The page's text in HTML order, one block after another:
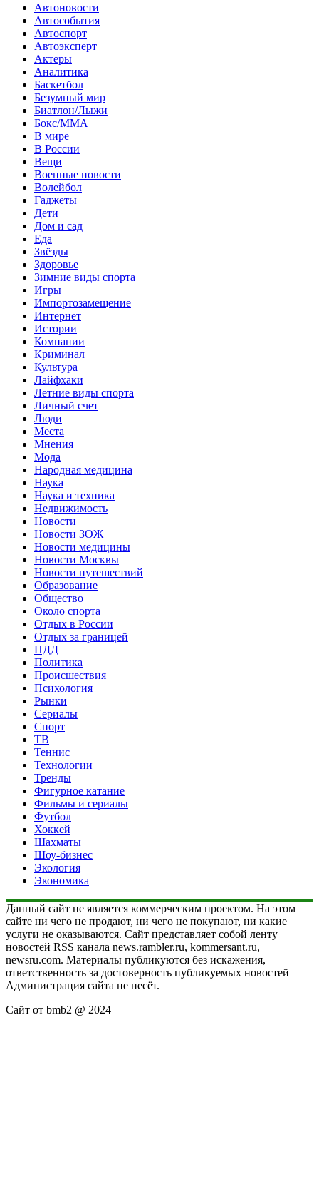
Автоновости
Автособытия
Автоспорт
Автоэксперт
Актеры
Аналитика
Баскетбол
Безумный мир
Биатлон/Лыжи
Бокс/MMA
В мире
В России
Вещи
Военные новости
Волейбол
Гаджеты
Дети
Дом и сад
Еда
Звёзды
Здоровье
Зимние виды спорта
Игры
Импортозамещение
Интернет
Истории
Компании
Криминал
Культура
Лайфхаки
Летние виды спорта
Личный счет
Люди
Места
Мнения
Мода
Народная медицина
Наука
Наука и техника
Недвижимость
Новости
Новости ЗОЖ
Новости медицины
Новости Москвы
Новости путешествий
Образование
Общество
Около спорта
Отдых в России
Отдых за границей
ПДД
Политика
Происшествия
Психология
Рынки
Сериалы
Спорт
ТВ
Теннис
Технологии
Тренды
Фигурное катание
Фильмы и сериалы
Футбол
Хоккей
Шахматы
Шоу-бизнес
Экология
Экономика
Данный сайт не является коммерческим проектом. На этом
сайте ни чего не продают, ни чего не покупают, ни какие
услуги не оказываются. Сайт представляет собой ленту
новостей RSS канала news.rambler.ru, kommersant.ru,
newsru.com. Материалы публикуются без искажения,
ответственность за достоверность публикуемых новостей
Администрация сайта не несёт.
Сайт от bmb2 @ 2024